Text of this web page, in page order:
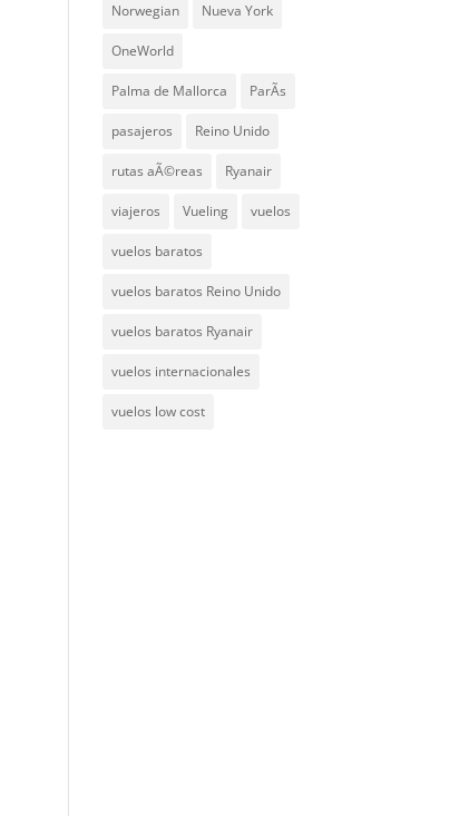
Norwegian Nueva York
OneWorld
Palma de Mallorca ParÃ­s
pasajeros Reino Unido
rutas aÃ©reas Ryanair
viajeros Vueling vuelos
vuelos baratos
vuelos baratos Reino Unido
vuelos baratos Ryanair
vuelos internacionales
vuelos low cost